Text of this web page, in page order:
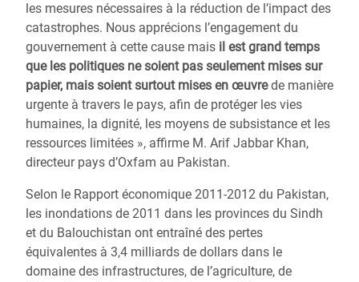
les mesures nécessaires à la réduction de l’impact des
catastrophes. Nous apprécions l’engagement du
gouvernement à cette cause mais il est grand temps
que les politiques ne soient pas seulement mises sur
papier, mais soient surtout mises en œuvrede manière
urgente à travers le pays, afin de protéger les vies
humaines, la dignité, les moyens de subsistance et les
ressources limitées », affirme M. Arif Jabbar Khan,
directeur pays d’Oxfam au Pakistan.
Selon le Rapport économique 2011-2012 du Pakistan,
les inondations de 2011 dans les provinces du Sindh
et du Balouchistan ont entraîné des pertes
équivalentes à 3,4 milliards de dollars dans le
domaine des infrastructures, de l’agriculture, de